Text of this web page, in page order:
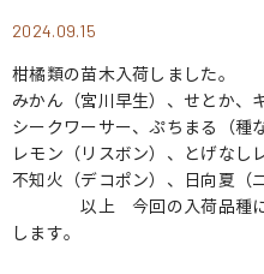
2024.09.15
柑橘類の苗木入荷しました。
みかん（宮川早生）、せとか、
シークワーサー、ぷちまる（種
レモン（リスボン）、とげなし
不知火（デコポン）、日向夏（
以上 今回の入荷品種にな
します。